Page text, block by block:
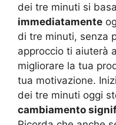
dei tre minuti si
immediatamente
di tre minuti, senza
approccio ti aiuterà
migliorare la tua
tua motivazione.
dei tre minuti oggi
cambiamento